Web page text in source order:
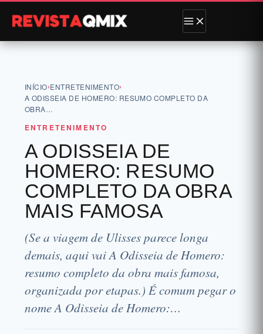
INÍCIO›ENTRETENIMENTO›
A ODISSEIA DE HOMERO: RESUMO COMPLETO DA
OBRA…
ENTRETENIMENTO
A ODISSEIA DE
HOMERO: RESUMO
COMPLETO DA OBRA
MAIS FAMOSA
(Se a viagem de Ulisses parece longa
demais, aqui vai A Odisseia de Homero:
resumo completo da obra mais famosa,
organizada por etapas.) É comum pegar o
nome A Odisseia de Homero:…